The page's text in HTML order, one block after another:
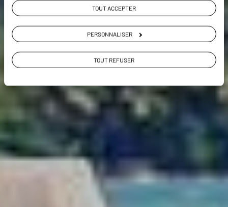
TOUT ACCEPTER
PERSONNALISER
TOUT REFUSER
Maurice
VOIR LA GALERIE PHOTOS